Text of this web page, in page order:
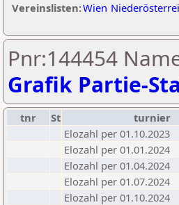
Vereinslisten:Wien
Pnr:144454
Grafik Partie-
tnr St turnier
Elozahl per 01.10.2023
Elozahl per 01.01.2024
Elozahl per 01.04.2024
Elozahl per 01.07.2024
Elozahl per 01.10.2024